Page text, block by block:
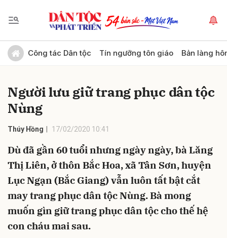
Công tác Dân tộc Tín ngưỡng tôn giáo Bản làng
Người lưu giữ trang phục dân tộc
Nùng
Thúy Hồng 17/02/2020 10:41
Dù đã gần 60 tuổi nhưng ngày ngày, bà Lăng
Thị Liên, ở thôn Bắc Hoa, xã Tân Sơn, huyện
Lục Ngạn (Bắc Giang) vẫn luôn tất bật cắt
may trang phục dân tộc Nùng. Bà mong
muốn gìn giữ trang phục dân tộc cho thế hệ
con cháu mai sau.
Gửi bình luận
Hủy Gửi